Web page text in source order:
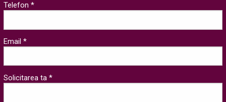
Telefon *
Email *
Solicitarea ta *